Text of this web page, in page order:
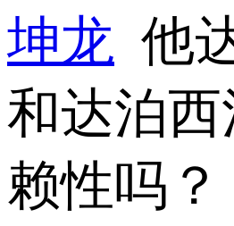
坤龙 他
和达泊
赖性吗？